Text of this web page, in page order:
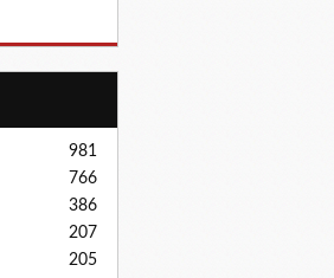
981
766
386
207
205